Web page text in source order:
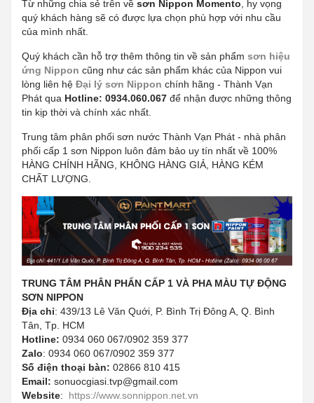
Từ những chia sẻ trên về sơn Nippon Momento , hy vọng
quý khách hàng sẽ có được lựa chọn phù hợp với nhu cầu
của mình nhất.
Quý khách cần hỗ trợ thêm thông tin về sản phẩm sơn hiệu
ứng Nippon cũng như các sản phẩm khác của Nippon vui
lòng liên hệ Đại lý sơn Nippon chính hãng - Thành Vạn
Phát qua Hotline: 0934.060.067 để nhận được những thông
tin kịp thời và chính xác nhất.
Trung tâm phân phối sơn nước Thành Vạn Phát - nhà phân
phối cấp 1 sơn Nippon luôn đảm bảo uy tín nhất về 100%
HÀNG CHÍNH HÃNG, KHÔNG HÀNG GIẢ, HÀNG KÉM
CHẤT LƯỢNG.
TRUNG TÂM PHÂN PHẤN CẤP 1 VÀ PHA MÀU TỰ ĐỘNG
SƠN NIPPON
Địa chỉ: 439/13 Lê Văn Quới, P. Bình Trị Đông A, Q. Bình
Tân, Tp. HCM
Hotline: 0934 060 067/0902 359 377
Zalo: 0934 060 067/0902 359 377
Số điện thoại bàn: 02866 810 415
Email: sonuocgiasi.tvp@gmail.com
Website: https://www.sonnippon.net.vn